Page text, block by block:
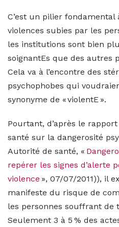
C’est un pilier fondamental
violences subies par les
les institutions sont bien
soignantEs que des autres
Cela va à l’encontre des
psychophobes qui
synonyme de « violentE ».
Pourtant, d’après le
santé sur la dangerosité
Autorité de santé, «
repérer les signes d’alerte
violence », 07/07/2011)), il
manifeste du risque de
les personnes souffrant de
Seulement 3 à 5 % des